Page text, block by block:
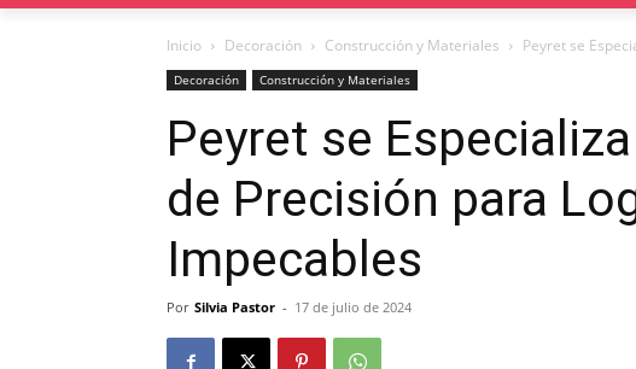
Inicio Decoración Construcción y Materiales Peyret se
Decoración Construcción y Materiales
Peyret se
de Precisión para
Impecables
Por Silvia Pastor - 17 de julio de 2024